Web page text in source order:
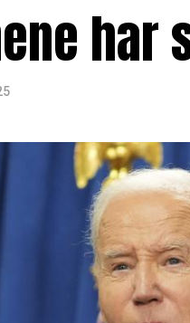
har